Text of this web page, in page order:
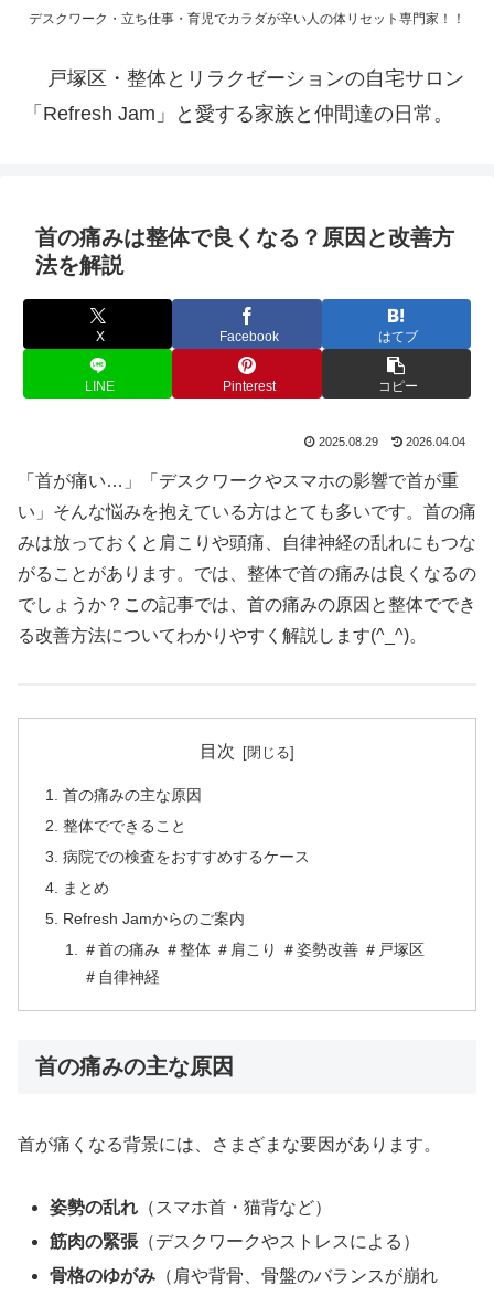
デスクワーク・立ち仕事・育児でカラダが辛い人の体リセット専門家！！
戸塚区・整体とリラクゼーションの自宅サロン
「Refresh Jam」と愛する家族と仲間達の日常。
首の痛みは整体で良くなる？原因と改善方
法を解説
X Facebook はてブ
LINE Pinterest コピー
2025.08.29 2026.04.04
「首が痛い…」「デスクワークやスマホの影響で首が重
い」そんな悩みを抱えている方はとても多いです。首の痛
みは放っておくと肩こりや頭痛、自律神経の乱れにもつな
がることがあります。では、整体で首の痛みは良くなるの
でしょうか？この記事では、首の痛みの原因と整体ででき
る改善方法についてわかりやすく解説します(^_^)。
目次
首の痛みの主な原因
整体でできること
病院での検査をおすすめするケース
まとめ
Refresh Jamからのご案内
＃首の痛み ＃整体 ＃肩こり ＃姿勢改善 ＃戸塚区
＃自律神経
首の痛みの主な原因
首が痛くなる背景には、さまざまな要因があります。
姿勢の乱れ （スマホ首・猫背など）
筋肉の緊張 （デスクワークやストレスによる）
骨格のゆがみ （肩や背骨、骨盤のバランスが崩れ